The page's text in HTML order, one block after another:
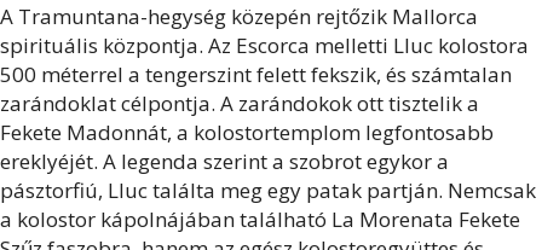
A Tramuntana-hegység közepén rejtőzik Mallorca
spirituális központja. Az Escorca melletti Lluc kolostora
500 méterrel a tengerszint felett fekszik, és számtalan
zarándoklat célpontja. A zarándokok ott tisztelik a
Fekete Madonnát, a kolostortemplom legfontosabb
ereklyéjét. A legenda szerint a szobrot egykor a
pásztorfiú, Lluc találta meg egy patak partján. Nemcsak
a kolostor kápolnájában található La Morenata Fekete